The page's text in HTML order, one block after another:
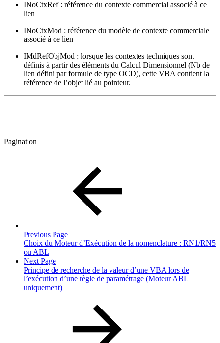
INoCtxRef : référence du contexte commercial associé à ce
lien
INoCtxMod : référence du modèle de contexte commerciale
associé à ce lien
IMdRefObjMod : lorsque les contextes techniques sont
définis à partir des éléments du Calcul Dimensionnel (Nb de
lien défini par formule de type OCD), cette VBA contient la
référence de l’objet lié au pointeur.
Pagination
Previous Page
Choix du Moteur d’Exécution de la nomenclature : RN1/RN5
ou ABL
Next Page
Principe de recherche de la valeur d’une VBA lors de
l’exécution d’une règle de paramétrage (Moteur ABL
uniquement)